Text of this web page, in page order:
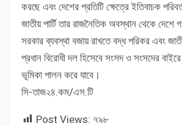
করছে এবং দেশের প্রতিটি ক্ষেত্রে ইতিবাচক
জাতীয় পার্টি তার রাজনৈতিক অবস্থান থেকে দেশে
সরকার ব্যবস্থা বজায় রাখতে বদ্ধ পরিকর এবং
প্রধান বিরোধী দল হিসেবে সংসদ ও সংসদের
ভূমিকা পালন করে যাবে।
সি-তাজ২৪.কম/এস.টি
Post Views: ৭৯৮